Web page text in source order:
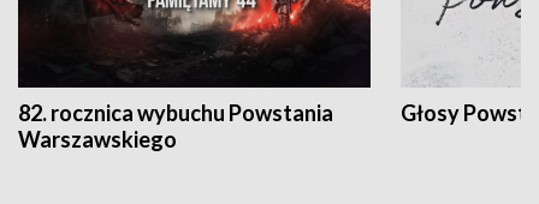
82. rocznica wybuchu Powstania
Warszawskiego
Głosy